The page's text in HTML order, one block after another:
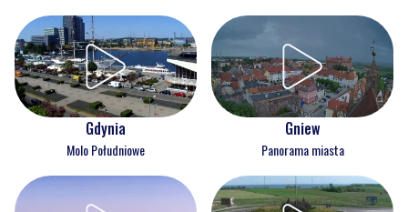
Gdynia
Molo Południowe
Gniew
Panorama miasta